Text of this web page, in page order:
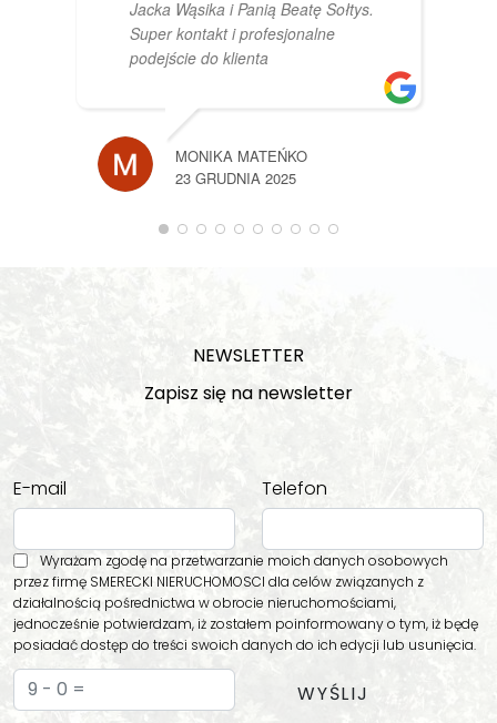
Jacka Wąsika i Panią Beatę Sołtys.
Super kontakt i profesjonalne
podejście do klienta
MONIKA MATEŃKO
23 GRUDNIA 2025
NEWSLETTER
Zapisz się na newsletter
E-mail Telefon
Wyrażam zgodę na przetwarzanie moich danych osobowych
przez firmę SMERECKI NIERUCHOMOSCI dla celów związanych z
działalnością pośrednictwa w obrocie nieruchomościami,
jednocześnie potwierdzam, iż zostałem poinformowany o tym, iż będę
posiadać dostęp do treści swoich danych do ich edycji lub usunięcia.